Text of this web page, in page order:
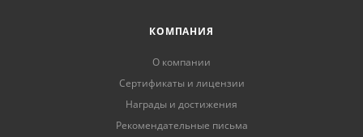
КОМПАНИЯ
О компании
Сертификаты и лицензии
Награды и достижения
Рекомендательные письма